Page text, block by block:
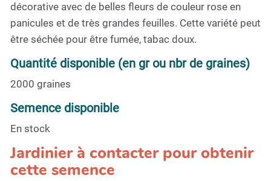
décorative avec de belles fleurs de couleur rose en
panicules et de très grandes feuilles. Cette variété peut
être séchée pour être fumée, tabac doux.
Quantité disponible (en gr ou nbr de graines)
2000 graines
Semence disponible
En stock
Jardinier à contacter pour obtenir
cette semence